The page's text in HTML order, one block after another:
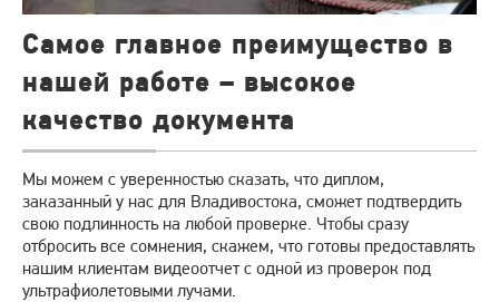
Самое главное преимущество в
нашей работе – высокое
качество документа
Мы можем с уверенностью сказать, что диплом,
заказанный у нас для Владивостока, сможет подтвердить
свою подлинность на любой проверке. Чтобы сразу
отбросить все сомнения, скажем, что готовы предоставлять
нашим клиентам видеоотчет с одной из проверок под
ультрафиолетовыми лучами.